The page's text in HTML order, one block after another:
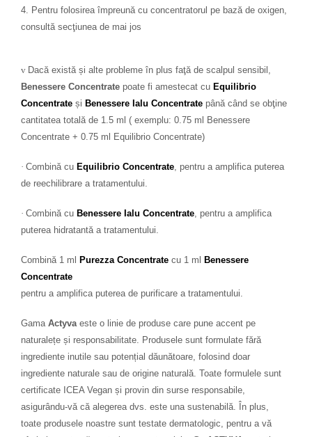
4. Pentru folosirea împreună cu concentratorul pe bază de oxigen,
consultă secţiunea de mai jos
v Dacă există și alte probleme în plus faţă de scalpul sensibil,
Benessere Concentrate poate fi amestecat cu Equilibrio
Concentrate și Benessere Ialu Concentrate până când se obţine
cantitatea totală de 1.5 ml ( exemplu: 0.75 ml Benessere
Concentrate + 0.75 ml Equilibrio Concentrate)
· Combină cu Equilibrio Concentrate, pentru a amplifica puterea
de reechilibrare a tratamentului.
· Combină cu Benessere Ialu Concentrate, pentru a amplifica
puterea hidratantă a tratamentului.
Combină 1 ml Purezza Concentrate cu 1 ml
Benessere
Concentrate
pentru a amplifica puterea de purificare a tratamentului.
Gama Actyva este o linie de produse care pune accent pe
naturalețe și responsabilitate. Produsele sunt formulate fără
ingrediente inutile sau potențial dăunătoare, folosind doar
ingrediente naturale sau de origine naturală. Toate formulele sunt
certificate ICEA Vegan și provin din surse responsabile,
asigurându-vă că alegerea dvs. este una sustenabilă. În plus,
toate produsele noastre sunt testate dermatologic, pentru a vă